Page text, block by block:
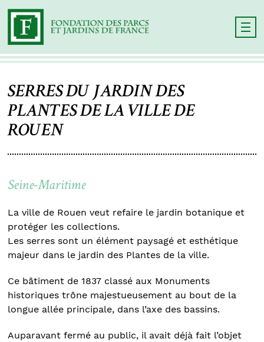
SERRES DU JARDIN DES
PLANTES DE LA VILLE DE
ROUEN
Seine-Maritime
La ville de Rouen veut refaire le jardin botanique et
protéger les collections.
Les serres sont un élément paysagé et esthétique
majeur dans le jardin des Plantes de la ville.
Ce bâtiment de 1837 classé aux Monuments
historiques trône majestueusement au bout de la
longue allée principale, dans l’axe des bassins.
Auparavant fermé au public, il avait déjà fait l’objet